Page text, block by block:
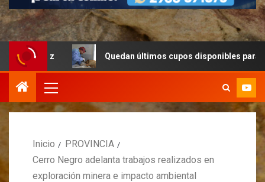
Quedan últimos cupos disponibles para
Inicio
PROVINCIA
Cerro Negro adelanta trabajos realizados en
exploración minera e impacto ambiental